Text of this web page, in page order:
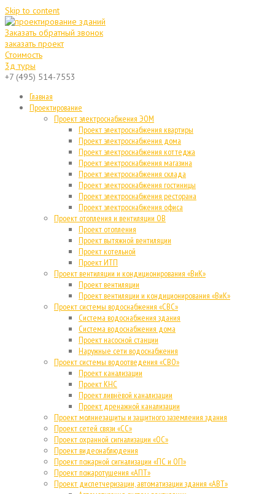
Skip to content
Заказать обратный звонок
заказать проект
Стоимость
3д туры
+7 (495) 514-7553
Главная
Проектирование
Проект электроснабжения ЭОМ
Проект электроснабжения квартиры
Проект электроснабжения дома
Проект электроснабжения коттеджа
Проект электроснабжения магазина
Проект электроснабжения склада
Проект электроснабжения гостиницы
Проект электроснабжения ресторана
Проект электроснабжения офиса
Проект отопления и вентиляции ОВ
Проект отопления
Проект вытяжной вентиляции
Проект котельной
Проект ИТП
Проект вентиляции и кондиционирования «ВиК»
Проект вентиляции
Проект вентиляции и кондиционирования «ВиК»
Проект системы водоснабжения «СВС»
Система водоснабжения здания
Система водоснабжения дома
Проект насосной станции
Наружные сети водоснабжения
Проект системы водоотведения «СВО»
Проект канализации
Проект КНС
Проект ливнёвой канализации
Проект дренажной канализации
Проект молниезащиты и защитного заземления здания
Проект сетей связи «СС»
Проект охранной сигнализации «ОС»
Проект видеонаблюдения
Проект пожарной сигнализации «ПС и ОП»
Проект пожаротушения «АПТ»
Проект диспетчеризации, автоматизации здания «АВТ»